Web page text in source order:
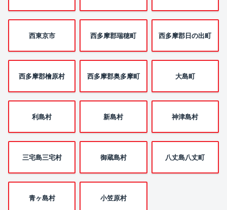
西東京市 西多摩郡瑞穂町 西多摩郡日の出町
西多摩郡檜原村 西多摩郡奥多摩町 大島町
利島村 新島村 神津島村
三宅島三宅村 御蔵島村 八丈島八丈町
青ヶ島村 小笠原村